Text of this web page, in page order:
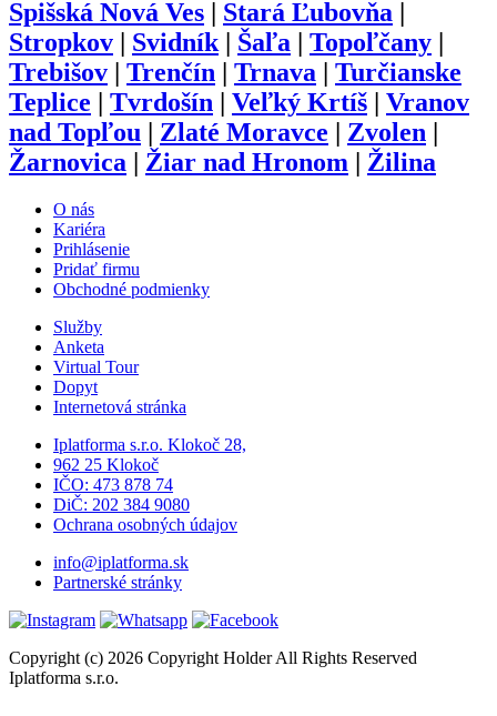
Spišská Nová Ves
Stará Ľubovňa
Stropkov
Svidník| Šaľa Topoľčany
Trebišov
Trenčín Trnava
Turčianske
Teplice
Tvrdošín Veľký Krtíš
Vranov
nad Topľou
Zlaté Moravce Zvolen
Žarnovica
Žiar nad Hronom Žilina
O nás
Kariéra
Prihlásenie
Pridať firmu
Obchodné podmienky
Služby
Anketa
Virtual Tour
Dopyt
Internetová stránka
Iplatforma s.r.o. Klokoč 28,
962 25 Klokoč
IČO: 473 878 74
DiČ: 202 384 9080
Ochrana osobných údajov
info@iplatforma.sk
Partnerské stránky
Copyright (c) 2026 Copyright Holder All Rights Reserved
Iplatforma s.r.o.